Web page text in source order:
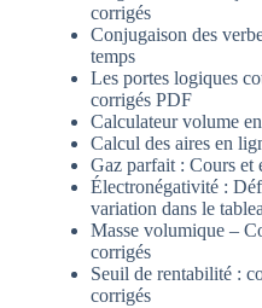
corrigés
Conjugaison des
temps
Les portes logiques
corrigés PDF
Calculateur volume
Calcul des aires en
Gaz parfait : Cours et
Électronégativité :
variation dans le
Masse volumique –
corrigés
Seuil de rentabilité :
corrigés